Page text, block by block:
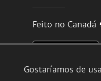
Gostaríamos de
Feito no Canadá